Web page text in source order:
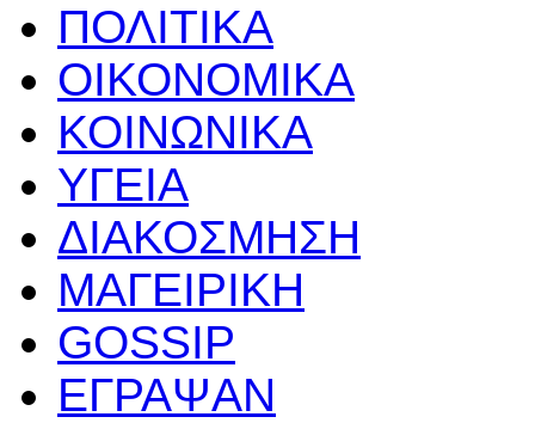
ΠΟΛΙΤΙΚΑ
ΟΙΚΟΝΟΜΙΚΑ
ΚΟΙΝΩΝΙΚΑ
ΥΓΕΙΑ
ΔΙΑΚΟΣΜΗΣΗ
ΜΑΓΕΙΡΙΚΗ
GOSSIP
ΕΓΡΑΨΑΝ